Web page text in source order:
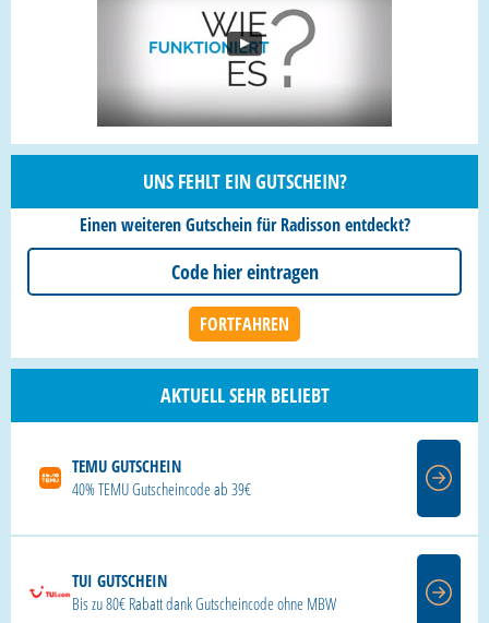
UNS FEHLT EIN GUTSCHEIN?
Einen weiteren Gutschein für Radisson entdeckt?
AKTUELL SEHR BELIEBT
TEMU GUTSCHEIN
40% TEMU Gutscheincode ab 39€
TUI GUTSCHEIN
Bis zu 80€ Rabatt dank Gutscheincode ohne MBW